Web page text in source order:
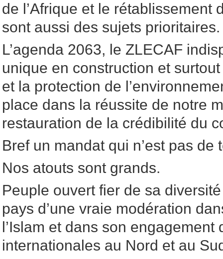
de l’Afrique et le rétablissement
sont aussi des sujets prioritaires.
L’agenda 2063, le ZLECAF
unique en construction et
et la protection de
place dans la réussite de notre
restauration de la crédibilité du
Bref un mandat qui n’est pas de
Nos atouts sont grands.
Peuple ouvert fier de sa
pays d’une vraie modération
l’Islam et dans son engagement
internationales au Nord et au